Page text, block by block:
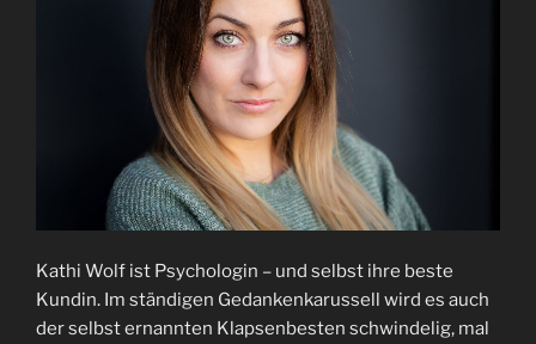
Kathi Wolf ist Psychologin – und selbst ihre beste
Kundin. Im ständigen Gedankenkarussell wird es auch
der selbst ernannten Klapsenbesten schwindelig, mal